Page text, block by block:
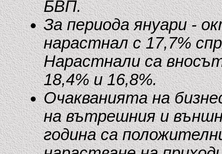
БВП.
За периода януари -
нарастнал с 17,7%
Нарастнали са
18,4% и 16,8%.
Очакванията на
на вътрешния и
година са